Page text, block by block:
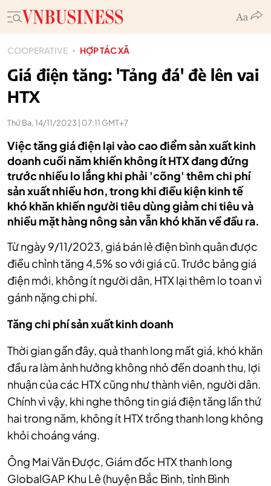
COOPERATIVE HỢP TÁC XÃ
Giá điện tăng: 'Tảng đá' đè lên vai
HTX
Thứ Ba, 14/11/2023 | 07:11 GMT+7
Việc tăng giá điện lại vào cao điểm sản xuất kinh
doanh cuối năm khiến không ít HTX đang đứng
trước nhiều lo lắng khi phải 'cõng' thêm chi phí
sản xuất nhiều hơn, trong khi điều kiện kinh tế
khó khăn khiến người tiêu dùng giảm chi tiêu và
nhiều mặt hàng nông sản vẫn khó khăn về đầu ra.
Từ ngày 9/11/2023, giá bán lẻ điện bình quân được
điều chỉnh tăng 4,5% so với giá cũ. Trước bảng giá
điện mới, không ít người dân, HTX lại thêm lo toan vì
gánh nặng chi phí.
Tăng chi phí sản xuất kinh doanh
Thời gian gần đây, quả thanh long mất giá, khó khăn
đầu ra làm ảnh hưởng không nhỏ đến doanh thu, lợi
nhuận của các HTX cũng như thành viên, người dân.
Chính vì vậy, khi nghe thông tin giá điện tăng lần thứ
hai trong năm, không ít HTX trồng thanh long không
khỏi choáng váng.
Ông Mai Văn Được, Giám đốc HTX thanh long
GlobalGAP Khu Lê (huyện Bắc Bình, tỉnh Bình